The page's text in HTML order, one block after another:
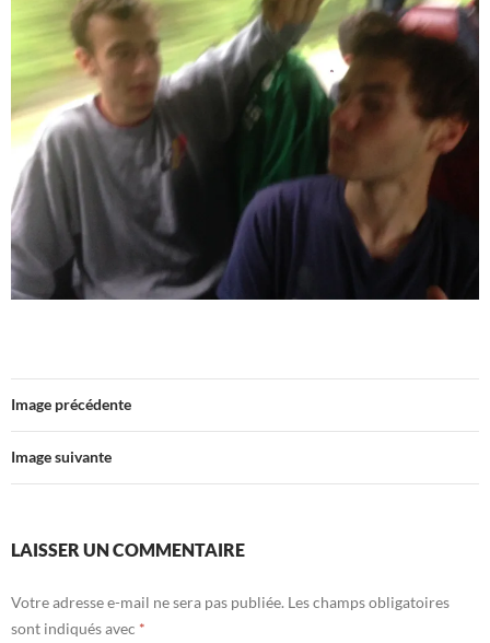
Image précédente
Image suivante
LAISSER UN COMMENTAIRE
Votre adresse e-mail ne sera pas publiée. Les champs obligatoires
sont indiqués avec *